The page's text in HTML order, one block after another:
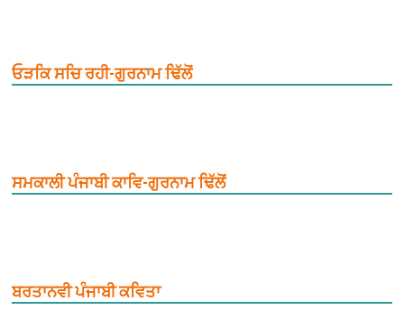
ਓੜਕਿ ਸਚਿ ਰਹੀ-ਗੁਰਨਾਮ ਢਿੱਲੋਂ
ਸਮਕਾਲੀ ਪੰਜਾਬੀ ਕਾਵਿ-ਗੁਰਨਾਮ ਢਿੱਲੋਂ
ਬਰਤਾਨਵੀ ਪੰਜਾਬੀ ਕਵਿਤਾ